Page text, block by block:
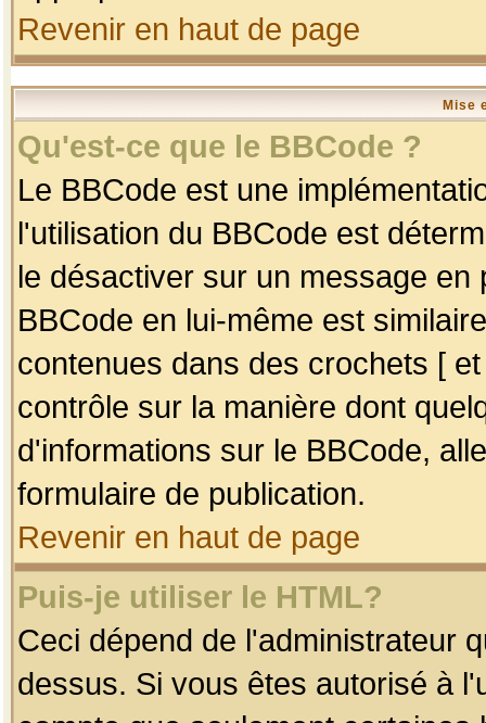
Revenir en haut de page
Mise
Qu'est-ce que le BBCode ?
Le BBCode est une
l'utilisation du BBCode est
le désactiver sur un message
BBCode en lui-même est
contenues dans des crochets [
contrôle sur la manière dont
d'informations sur le BBCode,
formulaire de publication.
Revenir en haut de page
Puis-je utiliser le HTML?
Ceci dépend de l'administrateur
dessus. Si vous êtes autorisé à